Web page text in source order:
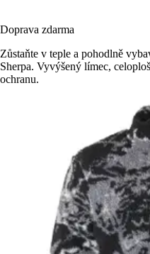
Doprava zdarma
Zůstaňte v teple a pohodlně
Sherpa. Vyvýšený límec,
ochranu.